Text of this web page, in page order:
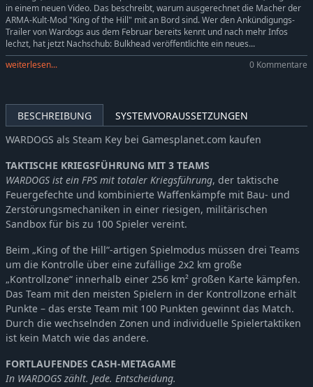
in einem neuen Video. Das beschreibt, warum ausgerechnet die Macher der
ARMA-Kult-Mod "King of the Hill" mit an Bord sind. Wer den Ankündigungs-
Trailer von Wardogs aus dem Februar bereits kennt und nach mehr Infos
lechzt, hat jetzt Nachschub: Bulkhead veröffentlichte ein neues...
weiterlesen...
0 Kommentare
BESCHREIBUNG
SYSTEMVORAUSSETZUNGEN
WARDOGS als Steam Key bei Gamesplanet.com kaufen
TAKTISCHE KRIEGSFÜHRUNG MIT 3 TEAMS
WARDOGS ist ein FPS mit totaler Kriegsführung, der taktische
Feuergefechte und kombinierte Waffenkämpfe mit Bau- und
Zerstörungsmechaniken in einer riesigen, militärischen
Sandbox für bis zu 100 Spieler vereint.
Beim „King of the Hill“-artigen Spielmodus müssen drei Teams
um die Kontrolle über eine zufällige 2x2 km große
„Kontrollzone“ innerhalb einer 256 km² großen Karte kämpfen.
Das Team mit den meisten Spielern in der Kontrollzone erhält
Punkte – das erste Team mit 100 Punkten gewinnt das Match.
Durch die wechselnden Zonen und individuelle Spielertaktiken
ist kein Match wie das andere.
FORTLAUFENDES CASH-METAGAME
In WARDOGS zählt. Jede. Entscheidung.